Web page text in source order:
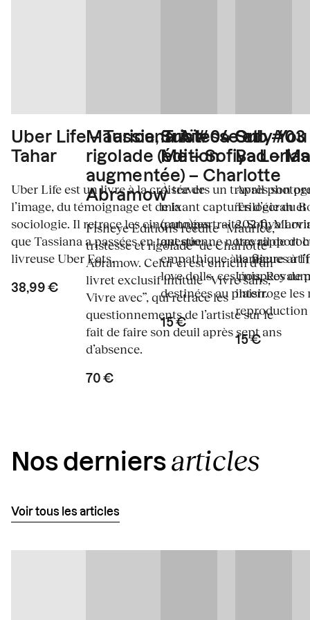
Uber Life – Tassiana Aït-
Tahar
Uber Life est un livre à la croisée de
l’image, du témoignage et de la
sociologie. Il retrace les cinq années
que Tassiana a passées en tant que
livreuse Uber Eats.
38,99 €
Maurice, Tristesse et
rigolade (édition
augmentée) – Charlotte
Abramow
Fisheye Éditions réédite “Maurice,
tristesse et rigolade” de Charlotte
Abramow. Celui-ci est enrichi d’un
livret exclusif intitulé “Vivre sans,
Vivre avec”, qui retrace les
questionnements de l’artiste sur le
fait de faire son deuil après sept ans
d’absence.
70 €
Sub #04 Only
Me – Sofiya
À travers un travail
mixant captures d’écran et
(auto)portraits, Sofiya
questionne notre rapport
empathique à la figure
love dolls, ces poupées de
destinées au plaisir.
15 €
Sub #03
Bad –
Après son
Trilogie du
2024),
travail de
banlieues à
Unis,
interroge les
reproduction
15 €
Nos derniers articles
Voir tous les articles